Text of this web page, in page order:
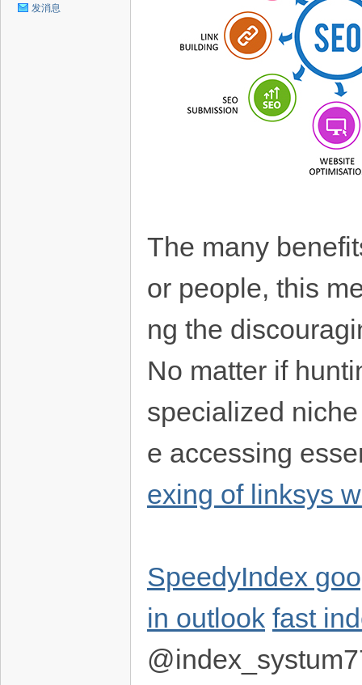
发消息
The many
or people, this
ng the
No matter if
specialized
e accessing
exing of linksys
SpeedyIndex
in outlook fast